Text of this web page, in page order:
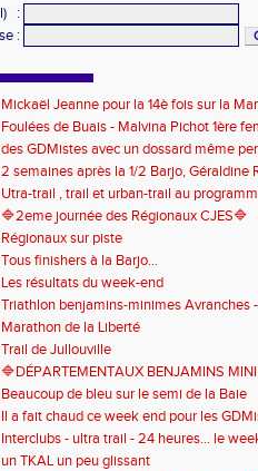
:
:
Mickaël Jeanne pour la 14è fois sur la
Eaux
Foulées de Buais - Malvina Pichot 1ère
des GDMistes avec un dossard même
2 semaines après la 1/2 Barjo, Géraldine
marche du podium du Trail de l'Ange
Utra-trail , trail et urban-trail au
🔷️2eme journée des Régionaux CJES🔷️
Régionaux sur piste
Tous finishers à la Barjo...
Les résultats du week-end
Triathlon benjamins-minimes Avranches
Marathon de la Liberté
Trail de Jullouville
🔷DÉPARTEMENTAUX BENJAMINS
Beaucoup de bleu sur le semi de la Baie
Il a fait chaud ce week end pour les
de compétitions
Interclubs - ultra trail - 24 heures... le
riche en émotions
un TKAL un peu glissant